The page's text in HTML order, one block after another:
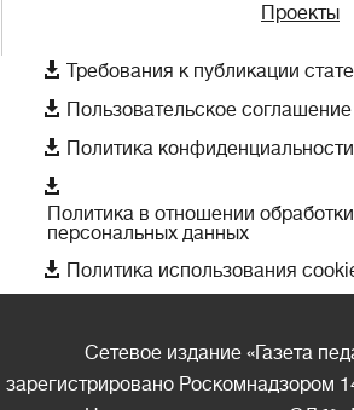
Проекты
 Требования к публикации
 Пользовательское соглашение
 Политика конфиденциальности

Политика в отношении
персональных данных
 Политика использования
Сетевое издание «Газета
зарегистрировано Роскомнадзором